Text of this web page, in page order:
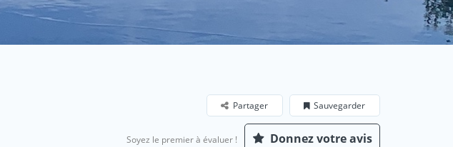
Sauvegarder
Partager
Soyez le premier à évaluer ! Donnez votre avis